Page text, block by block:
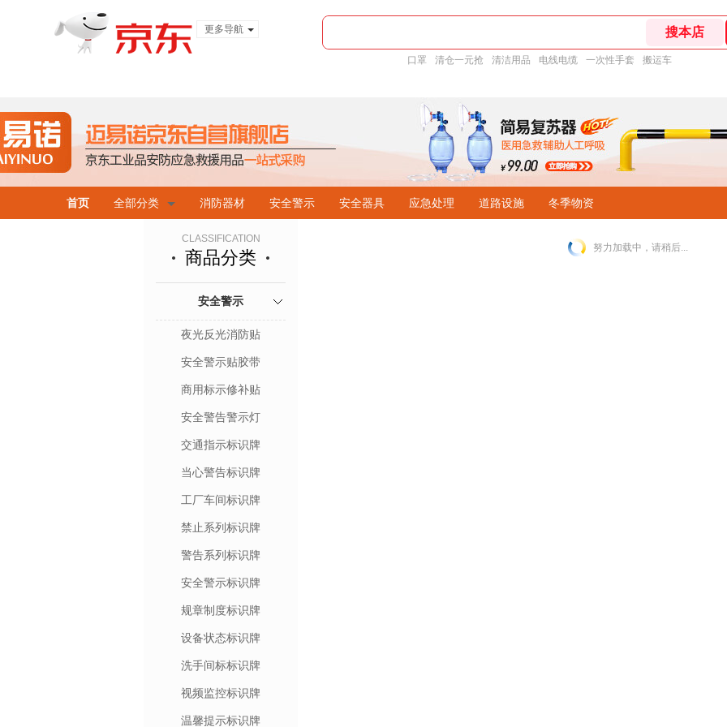
更多导航
口罩 清仓一元抢 清洁用品 电线电缆 一次性手套 搬运车
首页 全部分类 消防器材 安全警示 安全器具 应急处理 道路设施 冬季物资
CLASSIFICATION
商品分类
安全警示
夜光反光消防贴
安全警示贴胶带
商用标示修补贴
安全警告警示灯
交通指示标识牌
当心警告标识牌
工厂车间标识牌
禁止系列标识牌
警告系列标识牌
安全警示标识牌
规章制度标识牌
设备状态标识牌
洗手间标标识牌
视频监控标识牌
温馨提示标识牌
努力加载中，请稍后...